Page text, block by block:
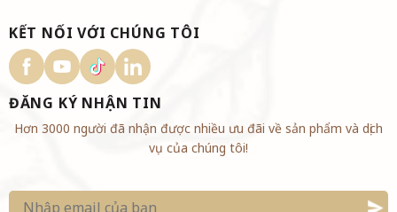
KẾT NỐI VỚI CHÚNG TÔI
ĐĂNG KÝ NHẬN TIN
Hơn 3000 người đã nhận được nhiều ưu đãi về sản phẩm và dịch
vụ của chúng tôi!